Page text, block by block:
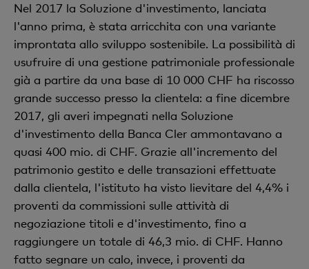
Nel 2017 la Soluzione d'investimento, lanciata
l'anno prima, è stata arricchita con una variante
improntata allo sviluppo sostenibile. La possibilità di
usufruire di una gestione patrimoniale professionale
già a partire da una base di 10 000 CHF ha riscosso
grande successo presso la clientela: a fine dicembre
2017, gli averi impegnati nella Soluzione
d'investimento della Banca Cler ammontavano a
quasi 400 mio. di CHF. Grazie all'incremento del
patrimonio gestito e delle transazioni effettuate
dalla clientela, l'istituto ha visto lievitare del 4,4% i
proventi da commissioni sulle attività di
negoziazione titoli e d'investimento, fino a
raggiungere un totale di 46,3 mio. di CHF. Hanno
fatto segnare un calo, invece, i proventi da